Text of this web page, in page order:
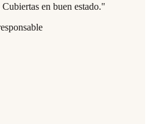
en buen estado."